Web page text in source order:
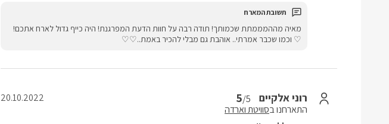
מאיה מההמממתת שכמותך! תודה רבה על חוות הדעת המפרגנת! היה כייף גדול לארח אתכם!
♡ וכמו שכבר אמרתי.. אוהבת גם מבלי להכיר באמת..♡♡
רוני אלקיים 5/5
התארחנו בסוויטת וארדה
20.10.2022